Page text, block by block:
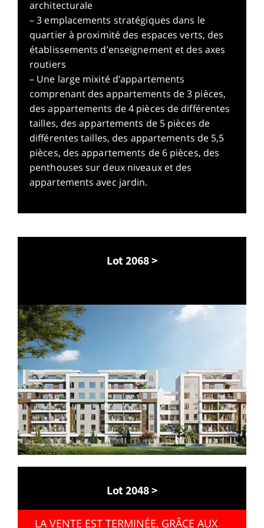
architecturale
– 3 emplacements stratégiques dans le
quartier à proximité des espaces verts, des
établissements d’enseignement et des axes
routiers
– Une large mixité d’appartements
comprenant des appartements de 3 pièces,
des appartements de 4 pièces de différentes
tailles, des appartements de 5 pièces de
différentes tailles, des appartements de 5,5
pièces, des appartements de 6 pièces, des
penthouses sur deux niveaux et des
appartements avec jardin.
Lot 2068 >
Lot 2048 >
LA VENTE EST TERMINÉE, GRÂCE AUX